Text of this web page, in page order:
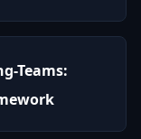
Teams: